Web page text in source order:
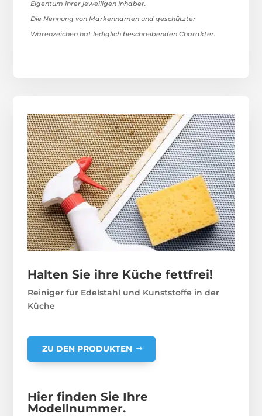
Eigentum ihrer jeweiligen Inhaber.
Die Nennung von Markennamen und geschützter
Warenzeichen hat lediglich beschreibenden Charakter.
Halten Sie ihre Küche fettfrei!
Reiniger für Edelstahl und Kunststoffe in der
Küche
ZU DEN PRODUKTEN
Hier finden Sie Ihre
Modellnummer.